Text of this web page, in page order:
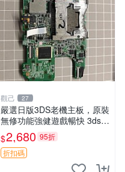
觀己 27
嚴選日版3DS老機主板，原裝
無修功能強健遊戲暢快 3ds
主板 日版 無修 游戲機主板
$2,680 95折
折扣碼